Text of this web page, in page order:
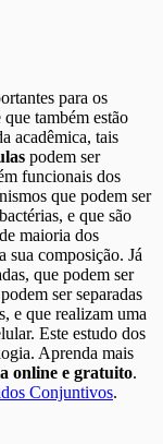
para os
também estão
acadêmica, tais
podem ser
funcionais dos
que podem ser
e que são
maioria dos
sua composição. Já
que podem ser
ser separadas
e que realizam uma
Este estudo dos
Aprenda mais
online e gratuito.
Conjuntivos.